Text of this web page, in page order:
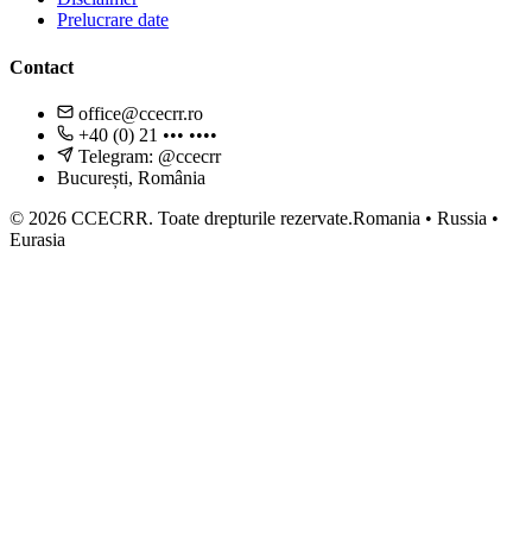
Prelucrare date
Contact
office@ccecrr.ro
+40 (0) 21 ••• ••••
Telegram: @ccecrr
București, România
© 2026 CCECRR. Toate drepturile rezervate.Romania • Russia •
Eurasia